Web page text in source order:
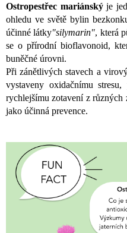
Ostropestřec mariánskýje
ohledu ve světě bylin
účinné látky"silymarin", která
se o přírodní bioflavonoid,
buněčné úrovni.
Při zánětlivých stavech a
vystaveny oxidačnímu
rychlejšímu zotavení z různých
jako účinná prevence.